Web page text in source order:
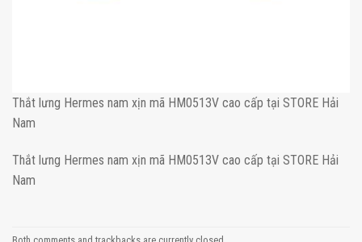
Thắt lưng Hermes nam xịn mã HM0513V cao cấp tại STORE Hải
Nam
Thắt lưng Hermes nam xịn mã HM0513V cao cấp tại STORE Hải
Nam